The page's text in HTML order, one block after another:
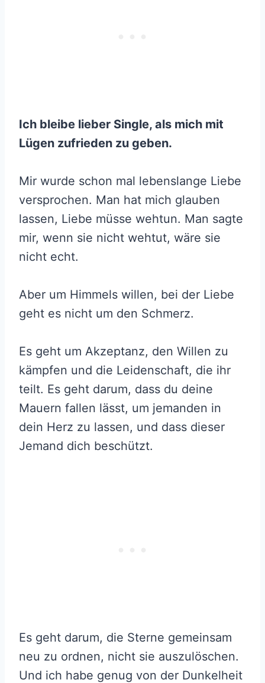
Ich bleibe lieber Single, als mich mit
Lügen zufrieden zu geben.
Mir wurde schon mal lebenslange Liebe
versprochen. Man hat mich glauben
lassen, Liebe müsse wehtun. Man sagte
mir, wenn sie nicht wehtut, wäre sie
nicht echt.
Aber um Himmels willen, bei der Liebe
geht es nicht um den Schmerz.
Es geht um Akzeptanz, den Willen zu
kämpfen und die Leidenschaft, die ihr
teilt. Es geht darum, dass du deine
Mauern fallen lässt, um jemanden in
dein Herz zu lassen, und dass dieser
Jemand dich beschützt.
Es geht darum, die Sterne gemeinsam
neu zu ordnen, nicht sie auszulöschen.
Und ich habe genug von der Dunkelheit